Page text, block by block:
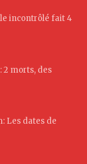
incontrôlé fait 4
2 morts, des
Les dates de